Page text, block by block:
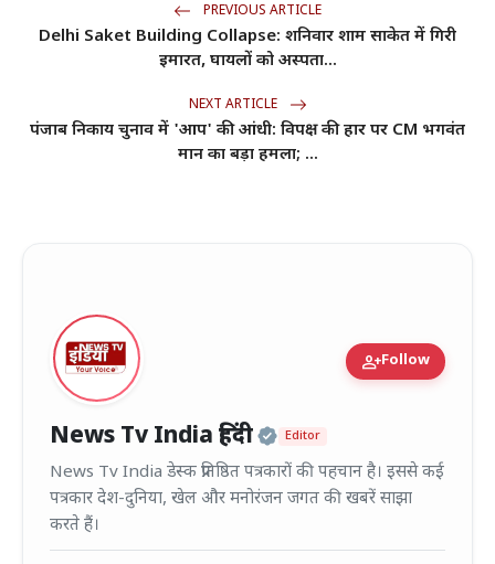
PREVIOUS ARTICLE
Delhi Saket Building Collapse: शनिवार शाम साकेत में गिरी
इमारत, घायलों को अस्पता...
NEXT ARTICLE
पंजाब निकाय चुनाव में 'आप' की आंधी: विपक्ष की हार पर CM भगवंत
मान का बड़ा हमला; ...
person_addFollow
News Tv India हिंदी Official | Verified
Editor
News Tv India डेस्क प्रतिष्ठित पत्रकारों की पहचान है। इससे कई
पत्रकार देश-दुनिया, खेल और मनोरंजन जगत की खबरें साझा
करते हैं।